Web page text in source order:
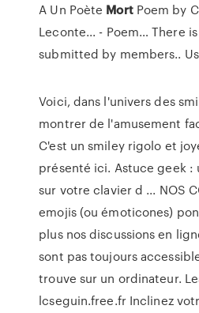
A Un Poète MortPoem by
Leconte... - Poem… There
submitted by members..
Voici, dans l'univers des
montrer de l'amusement
C'est un smiley rigolo et
présenté ici. Astuce geek :
sur votre clavier d ... NOS
emojis (ou émoticones)
plus nos discussions en
sont pas toujours
trouve sur un ordinateur.
lcseguin.free.fr Inclinez